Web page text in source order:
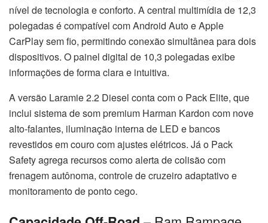
nível de tecnologia e conforto. A central multimídia de 12,3
polegadas é compatível com Android Auto e Apple
CarPlay sem fio, permitindo conexão simultânea para dois
dispositivos. O painel digital de 10,3 polegadas exibe
informações de forma clara e intuitiva.
A versão Laramie 2.2 Diesel conta com o Pack Elite, que
inclui sistema de som premium Harman Kardon com nove
alto-falantes, iluminação interna de LED e bancos
revestidos em couro com ajustes elétricos. Já o Pack
Safety agrega recursos como alerta de colisão com
frenagem autônoma, controle de cruzeiro adaptativo e
monitoramento de ponto cego.